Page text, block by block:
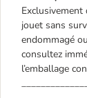
Exclusivement
jouet sans
endommagé
consultez
l’emballage